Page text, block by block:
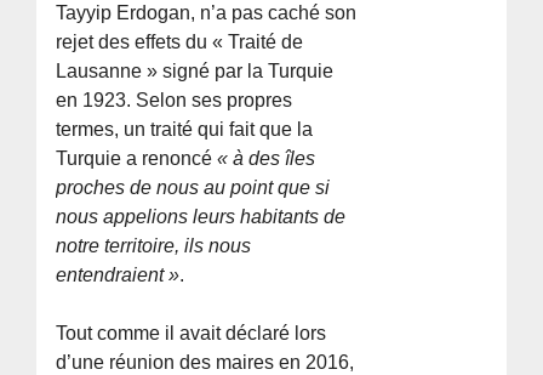
Tayyip Erdogan, n’a pas caché son
rejet des effets du « Traité de
Lausanne » signé par la Turquie
en 1923. Selon ses propres
termes, un traité qui fait que la
Turquie a renoncé« à des îles
proches de nous au point que si
nous appelions leurs habitants de
notre territoire, ils nous
entendraient ».
Tout comme il avait déclaré lors
d’une réunion des maires en 2016,